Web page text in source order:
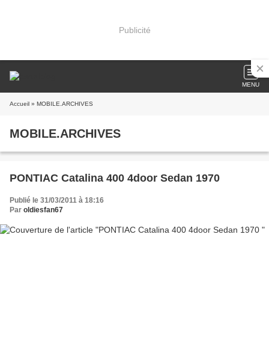
Publicité
MENU
Accueil » MOBILE.ARCHIVES
MOBILE.ARCHIVES
PONTIAC Catalina 400 4door Sedan 1970
Publié le 31/03/2011 à 18:16
Par oldiesfan67